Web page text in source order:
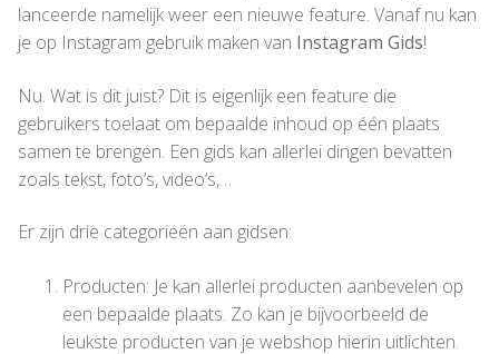
lanceerde namelijk weer een nieuwe feature. Vanaf nu kan
je op Instagram gebruik maken van Instagram Gids!
Nu. Wat is dit juist? Dit is eigenlijk een feature die
gebruikers toelaat om bepaalde inhoud op één plaats
samen te brengen. Een gids kan allerlei dingen bevatten
zoals tekst, foto’s, video’s,…
Er zijn drie categorieën aan gidsen:
Producten: Je kan allerlei producten aanbevelen op
een bepaalde plaats. Zo kan je bijvoorbeeld de
leukste producten van je webshop hierin uitlichten.